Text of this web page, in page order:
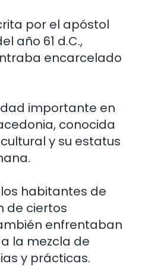
por el apóstol
año 61 d.C.,
encarcelado
importante en
conocida
y su estatus
habitantes de
de ciertos
enfrentaban
la mezcla de
y prácticas.